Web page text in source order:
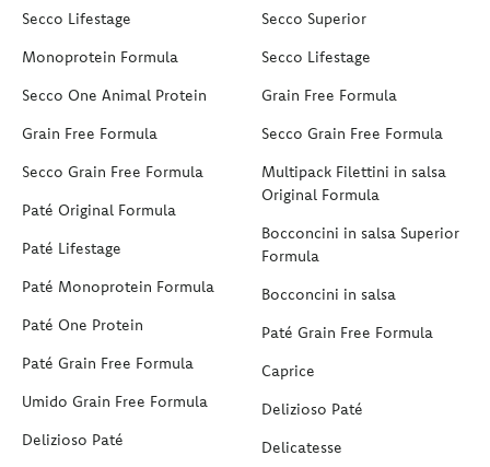
Secco Lifestage
Monoprotein Formula
Secco One Animal Protein
Grain Free Formula
Secco Grain Free Formula
Paté Original Formula
Paté Lifestage
Paté Monoprotein Formula
Paté One Protein
Paté Grain Free Formula
Umido Grain Free Formula
Delizioso Paté
Secco Superior
Secco Lifestage
Grain Free Formula
Secco Grain Free Formula
Multipack Filettini in salsa
Original Formula
Bocconcini in salsa Superior
Formula
Bocconcini in salsa
Paté Grain Free Formula
Caprice
Delizioso Paté
Delicatesse